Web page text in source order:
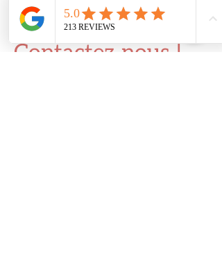
Contactez-nous !